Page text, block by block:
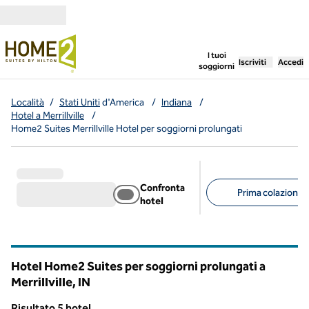
I tuoi
soggiorni
, apre una
Iscriviti Accedi
Località / Stati Unitid'America / Indiana
/
Hotel a Merrillville
/
Home2 Suites Merrillville Hotel per soggiorni prolungati
Confronta
hotel
Prima colazione
Hotel Home2 Suites per soggiorni prolungati a
Merrillville, IN